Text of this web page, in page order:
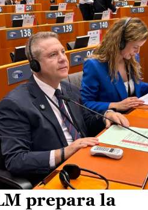
prepara la